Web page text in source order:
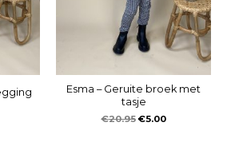
Esma – Geruite broek met
tasje
€20.95 €5.00